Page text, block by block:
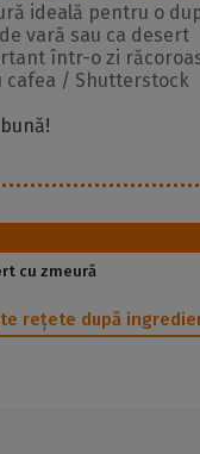
ideală pentru o
vară sau ca desert
într-o zi
cafea / Shutterstock
cu zmeură
rețete după